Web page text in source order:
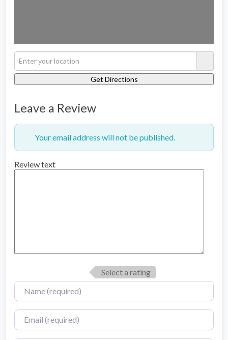
Leave a Review
Your email address will not be published.
Review text
Select a rating
Name
Email